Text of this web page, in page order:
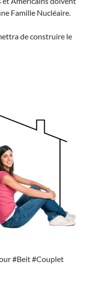
Famille Nucléaire.
de construire le
#Beit #Couplet